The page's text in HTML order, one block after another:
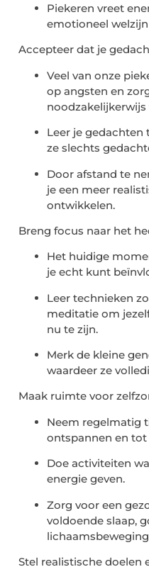
Piekeren vreet
emotioneel
Accepteer dat je
Veel van onze
op angsten en
Leer je gedachten
ze slechts
Door afstand te
je een meer
ontwikkelen.
Breng focus naar het
Het huidige
je echt kunt
Leer technieken
meditatie om
nu te zijn.
Merk de kleine
waardeer ze
Maak ruimte voor
Neem regelmatig
ontspannen en
Doe activiteiten
energie geven.
Zorg voor een
voldoende slaap,
Stel realistische doelen